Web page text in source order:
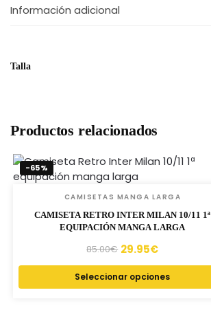
Información adicional
Talla
Productos relacionados
-65%
CAMISETAS MANGA LARGA
CAMISETA RETRO INTER MILAN 10/11 1ª
EQUIPACIÓN MANGA LARGA
85.00€ 29.95€
Seleccionar opciones